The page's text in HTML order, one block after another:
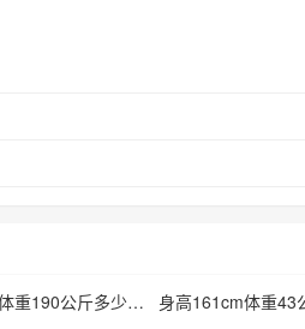
身高184cm体重190公斤多少标准